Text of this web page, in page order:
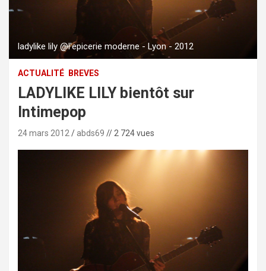
ladylike lily @l'epicerie moderne - Lyon - 2012
ACTUALITÉ BREVES
LADYLIKE LILY bientôt sur
Intimepop
24 mars 2012 abds69 // 2 724 vues